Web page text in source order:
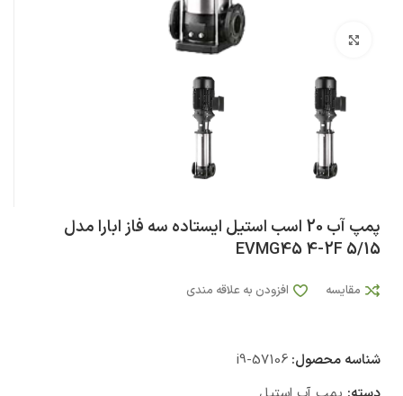
پمپ آب 20 اسب استيل ایستاده سه فاز ابارا مدل
EVMG45 4-2F 5/15
مقایسه افزودن به علاقه مندی
شناسه محصول: i9-57106